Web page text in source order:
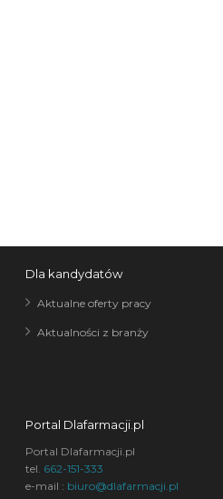
Dla kandydatów
Aktualne oferty pracy
Aktualności z branży
Portal Dlafarmacji.pl
Portal Dlafarmacji.pl
tel. 662-151-333
e-mail : biuro@dlafarmacji.pl